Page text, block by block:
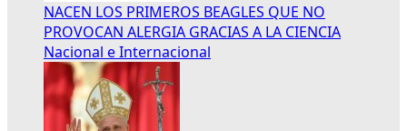
NACEN LOS PRIMEROS BEAGLES QUE NO
PROVOCAN ALERGIA GRACIAS A LA CIENCIA
Nacional e Internacional